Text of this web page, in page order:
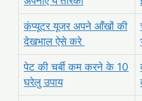
कंप्यूटर यूजर अपने आँखों की
देखभाल ऐसे करे
पेट की चर्बी कम करने के 10
घरेलु उपाय